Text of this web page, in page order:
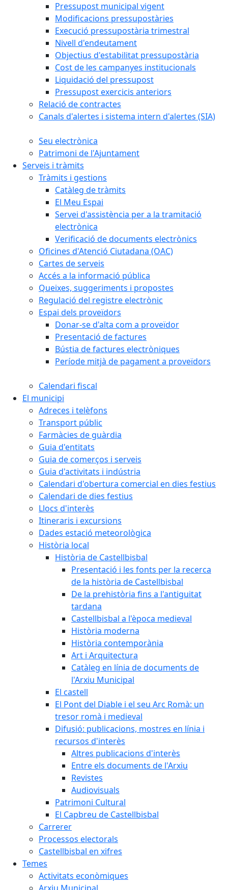
Pressupost municipal vigent
Modificacions pressupostàries
Execució pressupostària trimestral
Nivell d'endeutament
Objectius d'estabilitat pressupostària
Cost de les campanyes institucionals
Liquidació del pressupost
Pressupost exercicis anteriors
Relació de contractes
Canals d'alertes i sistema intern d'alertes (SIA)
Seu electrònica
Patrimoni de l'Ajuntament
Serveis i tràmits
Tràmits i gestions
Catàleg de tràmits
El Meu Espai
Servei d'assistència per a la tramitació
electrònica
Verificació de documents electrònics
Oficines d'Atenció Ciutadana (OAC)
Cartes de serveis
Accés a la informació pública
Queixes, suggeriments i propostes
Regulació del registre electrònic
Espai dels proveïdors
Donar-se d'alta com a proveïdor
Presentació de factures
Bústia de factures electròniques
Període mitjà de pagament a proveïdors
Calendari fiscal
El municipi
Adreces i telèfons
Transport públic
Farmàcies de guàrdia
Guia d'entitats
Guia de comerços i serveis
Guia d'activitats i indústria
Calendari d'obertura comercial en dies festius
Calendari de dies festius
Llocs d'interès
Itineraris i excursions
Dades estació meteorològica
Història local
Història de Castellbisbal
Presentació i les fonts per la recerca
de la història de Castellbisbal
De la prehistòria fins a l'antiguitat
tardana
Castellbisbal a l'època medieval
Història moderna
Història contemporània
Art i Arquitectura
Catàleg en línia de documents de
l'Arxiu Municipal
El castell
El Pont del Diable i el seu Arc Romà: un
tresor romà i medieval
Difusió: publicacions, mostres en línia i
recursos d'interès
Altres publicacions d'interès
Entre els documents de l'Arxiu
Revistes
Audiovisuals
Patrimoni Cultural
El Capbreu de Castellbisbal
Carrerer
Processos electorals
Castellbisbal en xifres
Temes
Activitats econòmiques